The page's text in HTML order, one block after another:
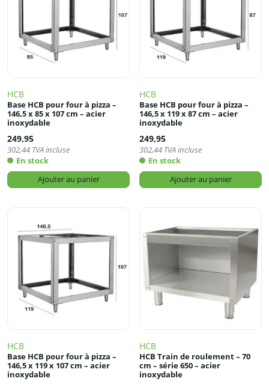
HCB
Base HCB pour four à pizza –
146,5 x 85 x 107 cm – acier
inoxydable
249,95
302,44 TVA incluse
En stock
Ajouter au panier
HCB
Base HCB pour four à pizza –
146,5 x 119 x 87 cm – acier
inoxydable
249,95
302,44 TVA incluse
En stock
Ajouter au panier
HCB
Base HCB pour four à pizza –
146,5 x 119 x 107 cm – acier
inoxydable
HCB
HCB Train de roulement – 70
cm – série 650 – acier
inoxydable